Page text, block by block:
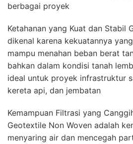
berbagai proyek
Ketahanan yang Kuat dan Stabil
dikenal karena kekuatannya
mampu menahan beban berat
bahkan dalam kondisi tanah
ideal untuk proyek infrastruktur
kereta api, dan jembatan
Kemampuan Filtrasi yang
Geotextile Non Woven adalah
menyaring air dan mencegah